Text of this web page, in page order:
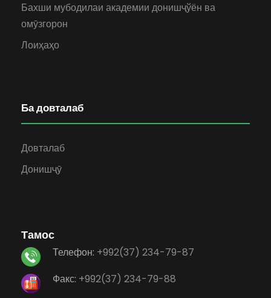
Бахши мубодилаи академии донишҷўён ва
омӯзгорон
Лоиҳаҳо
Ба довталаб
Довталаб
Донишҷӯ
Тамос
Телефон: +992(37) 234-79-87
Факс: +992(37) 234-79-88